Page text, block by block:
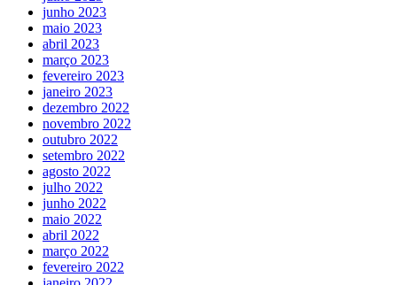
junho 2023
maio 2023
abril 2023
março 2023
fevereiro 2023
janeiro 2023
dezembro 2022
novembro 2022
outubro 2022
setembro 2022
agosto 2022
julho 2022
junho 2022
maio 2022
abril 2022
março 2022
fevereiro 2022